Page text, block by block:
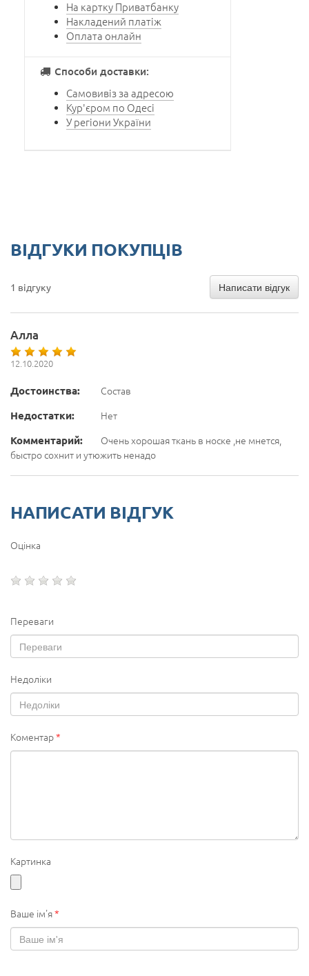
На картку Приватбанку
Накладений платіж
Оплата онлайн
Способи доставки:
Самовивіз за адресою
Кур'єром по Одесі
У регіони України
ВІДГУКИ ПОКУПЦІВ
1 відгуку Написати відгук
Алла
12.10.2020
Достоинства:
Состав
Недостатки:
Нет
Комментарий:
Очень хорошая ткань в носке ,не мнется,
быстро сохнит и утюжить ненадо
НАПИСАТИ ВІДГУК
Оцінка
Переваги
Недоліки
Коментар*
Картинка
Ваше ім'я*